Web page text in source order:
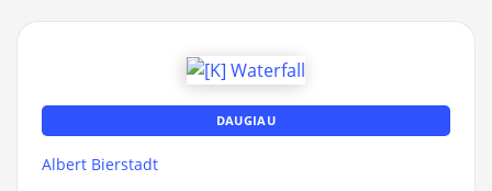
DAUGIAU
Albert Bierstadt